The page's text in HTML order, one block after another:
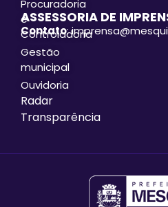
Procuradoria
e
Controladoria
Gestão
municipal
Ouvidoria
Radar
Transparência
ASSESSORIA DE
Contato: